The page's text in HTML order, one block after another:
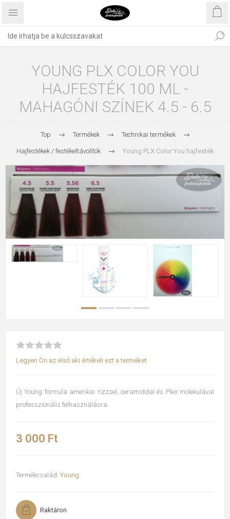
YOUNG PLX COLOR YOU
HAJFESTÉK 100 ML -
MAHAGÓNI SZÍNEK 4.5 - 6.5
Top Termékek Technikai termékek
Hajfestékek / festékeltávolítók Young PLX Color You hajfesték
Legyen Ön az első aki értékeli ezt a terméket
Új Young formula amerikai rizzsel, ceramiddal és Plex molekulával
professzionális felhasználásra.
3 000 Ft
Termékcsalád: Young
Raktáron